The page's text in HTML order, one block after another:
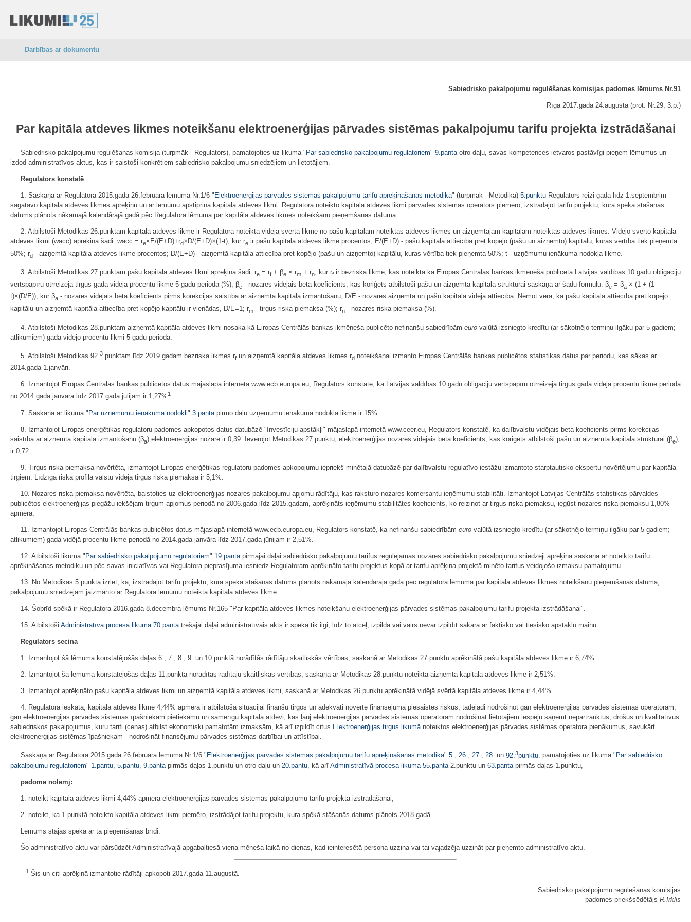
Darbības ar dokumentu
Sabiedrisko pakalpojumu regulēšanas komisijas padomes lēmums Nr.91
Rīgā 2017.gada 24.augustā (prot. Nr.29, 3.p.)
Par kapitāla atdeves likmes noteikšanu elektroenerģijas pārvades sistēmas pakalpojumu tarifu projekta izstrādāšanai
Sabiedrisko pakalpojumu regulēšanas komisija (turpmāk - Regulators), pamatojoties uz likuma " Par sabiedrisko pakalpojumu regulatoriem" 9.pantaotro daļu, savas kompetences ietvaros pastāvīgi pieņem lēmumus un
izdod administratīvos aktus, kas ir saistoši konkrētiem sabiedrisko pakalpojumu sniedzējiem un lietotājiem.
Regulators konstatē
1. Saskaņā ar Regulatora 2015.gada 26.februāra lēmuma Nr.1/6 " Elektroenerģijas pārvades sistēmas pakalpojumu tarifu aprēķināšanas metodika" (turpmāk - Metodika) 5.punktu Regulators reizi gadā līdz 1.septembrim
sagatavo kapitāla atdeves likmes aprēķinu un ar lēmumu apstiprina kapitāla atdeves likmi. Regulatora noteikto kapitāla atdeves likmi pārvades sistēmas operators piemēro, izstrādājot tarifu projektu, kura spēkā stāšanās
datums plānots nākamajā kalendārajā gadā pēc Regulatora lēmuma par kapitāla atdeves likmes noteikšanu pieņemšanas datuma.
2. Atbilstoši Metodikas 26.punktam kapitāla atdeves likme ir Regulatora noteikta vidējā svērtā likme no pašu kapitālam noteiktās atdeves likmes un aizņemtajam kapitālam noteiktās atdeves likmes. Vidējo svērto kapitāla
atdeves likmi (wacc) aprēķina šādi: wacc = re×E/(E+D)+rd×D/(E+D)×(1-t), kur re ir pašu kapitāla atdeves likme procentos; E/(E+D) - pašu kapitāla attiecība pret kopējo (pašu un aizņemto) kapitālu, kuras vērtība tiek pieņemta
50%; rd - aizņemtā kapitāla atdeves likme procentos; D/(E+D) - aizņemtā kapitāla attiecība pret kopējo (pašu un aizņemto) kapitālu, kuras vērtība tiek pieņemta 50%; t - uzņēmumu ienākuma nodokļa likme.
3. Atbilstoši Metodikas 27.punktam pašu kapitāla atdeves likmi aprēķina šādi: re = rf + βe × rm + rn, kur rf ir bezriska likme, kas noteikta kā Eiropas Centrālās bankas ikmēneša publicētā Latvijas valdības 10 gadu obligāciju
vērtspapīru otrreizējā tirgus gada vidējā procentu likme 5 gadu periodā (%); βe - nozares vidējais beta koeficients, kas koriģēts atbilstoši pašu un aizņemtā kapitāla struktūrai saskaņā ar šādu formulu: βe = βa × (1 + (1-
t)×(D/E)), kur βa - nozares vidējais beta koeficients pirms korekcijas saistībā ar aizņemtā kapitāla izmantošanu; D/E - nozares aizņemtā un pašu kapitāla vidējā attiecība. Ņemot vērā, ka pašu kapitāla attiecība pret kopējo
kapitālu un aizņemtā kapitāla attiecība pret kopējo kapitālu ir vienādas, D/E=1; rm - tirgus riska piemaksa (%); rn - nozares riska piemaksa (%).
4. Atbilstoši Metodikas 28.punktam aizņemtā kapitāla atdeves likmi nosaka kā Eiropas Centrālās bankas ikmēneša publicēto nefinanšu sabiedrībām euro valūtā izsniegto kredītu (ar sākotnējo termiņu ilgāku par 5 gadiem;
atlikumiem) gada vidējo procentu likmi 5 gadu periodā.
5. Atbilstoši Metodikas 92. 3 punktam līdz 2019.gadam bezriska likmes rf un aizņemtā kapitāla atdeves likmes rd noteikšanai izmanto Eiropas Centrālās bankas publicētos statistikas datus par periodu, kas sākas ar
2014.gada 1.janvāri.
6. Izmantojot Eiropas Centrālās bankas publicētos datus mājaslapā internetā www.ecb.europa.eu, Regulators konstatē, ka Latvijas valdības 10 gadu obligāciju vērtspapīru otrreizējā tirgus gada vidējā procentu likme periodā
no 2014.gada janvāra līdz 2017.gada jūlijam ir 1,27%1.
7. Saskaņā ar likuma " Par uzņēmumu ienākuma nodokli" 3.panta pirmo daļu uzņēmumu ienākuma nodokļa likme ir 15%.
8. Izmantojot Eiropas enerģētikas regulatoru padomes apkopotos datus datubāzē "Investīciju apstākļi" mājaslapā internetā www.ceer.eu, Regulators konstatē, ka dalībvalstu vidējais beta koeficients pirms korekcijas
saistībā ar aizņemtā kapitāla izmantošanu (βa) elektroenerģijas nozarē ir 0,39. Ievērojot Metodikas 27.punktu, elektroenerģijas nozares vidējais beta koeficients, kas koriģēts atbilstoši pašu un aizņemtā kapitāla struktūrai (βe),
ir 0,72.
9. Tirgus riska piemaksa novērtēta, izmantojot Eiropas enerģētikas regulatoru padomes apkopojumu iepriekš minētajā datubāzē par dalībvalstu regulatīvo iestāžu izmantoto starptautisko ekspertu novērtējumu par kapitāla
tirgiem. Līdzīga riska profila valstu vidējā tirgus riska piemaksa ir 5,1%.
10. Nozares riska piemaksa novērtēta, balstoties uz elektroenerģijas nozares pakalpojumu apjomu rādītāju, kas raksturo nozares komersantu ieņēmumu stabilitāti. Izmantojot Latvijas Centrālās statistikas pārvaldes
publicētos elektroenerģijas piegāžu iekšējam tirgum apjomus periodā no 2006.gada līdz 2015.gadam, aprēķināts ieņēmumu stabilitātes koeficients, ko reizinot ar tirgus riska piemaksu, iegūst nozares riska piemaksu 1,80%
apmērā.
11. Izmantojot Eiropas Centrālās bankas publicētos datus mājaslapā internetā www.ecb.europa.eu, Regulators konstatē, ka nefinanšu sabiedrībām euro valūtā izsniegto kredītu (ar sākotnējo termiņu ilgāku par 5 gadiem;
atlikumiem) gada vidējā procentu likme periodā no 2014.gada janvāra līdz 2017.gada jūnijam ir 2,51%.
12. Atbilstoši likuma " Par sabiedrisko pakalpojumu regulatoriem" 19.pantapirmajai daļai sabiedrisko pakalpojumu tarifus regulējamās nozarēs sabiedrisko pakalpojumu sniedzēji aprēķina saskaņā ar noteikto tarifu
aprēķināšanas metodiku un pēc savas iniciatīvas vai Regulatora pieprasījuma iesniedz Regulatoram aprēķināto tarifu projektus kopā ar tarifu aprēķina projektā minēto tarifus veidojošo izmaksu pamatojumu.
13. No Metodikas 5.punkta izriet, ka, izstrādājot tarifu projektu, kura spēkā stāšanās datums plānots nākamajā kalendārajā gadā pēc regulatora lēmuma par kapitāla atdeves likmes noteikšanu pieņemšanas datuma,
pakalpojumu sniedzējam jāizmanto ar Regulatora lēmumu noteiktā kapitāla atdeves likme.
14. Šobrīd spēkā ir Regulatora 2016.gada 8.decembra lēmums Nr.165 "Par kapitāla atdeves likmes noteikšanu elektroenerģijas pārvades sistēmas pakalpojumu tarifu projekta izstrādāšanai".
15. Atbilstoši Administratīvā procesa likuma 70.pantatrešajai daļai administratīvais akts ir spēkā tik ilgi, līdz to atceļ, izpilda vai vairs nevar izpildīt sakarā ar faktisko vai tiesisko apstākļu maiņu.
Regulators secina
1. Izmantojot šā lēmuma konstatējošās daļas 6., 7., 8., 9. un 10.punktā norādītās rādītāju skaitliskās vērtības, saskaņā ar Metodikas 27.punktu aprēķinātā pašu kapitāla atdeves likme ir 6,74%.
2. Izmantojot šā lēmuma konstatējošās daļas 11.punktā norādītās rādītāju skaitliskās vērtības, saskaņā ar Metodikas 28.punktu noteiktā aizņemtā kapitāla atdeves likme ir 2,51%.
3. Izmantojot aprēķināto pašu kapitāla atdeves likmi un aizņemtā kapitāla atdeves likmi, saskaņā ar Metodikas 26.punktu aprēķinātā vidējā svērtā kapitāla atdeves likme ir 4,44%.
4. Regulatora ieskatā, kapitāla atdeves likme 4,44% apmērā ir atbilstoša situācijai finanšu tirgos un adekvāti novērtē finansējuma piesaistes riskus, tādējādi nodrošinot gan elektroenerģijas pārvades sistēmas operatoram,
gan elektroenerģijas pārvades sistēmas īpašniekam pietiekamu un samērīgu kapitāla atdevi, kas ļauj elektroenerģijas pārvades sistēmas operatoram nodrošināt lietotājiem iespēju saņemt nepārtrauktus, drošus un kvalitatīvus
sabiedriskos pakalpojumus, kuru tarifi (cenas) atbilst ekonomiski pamatotām izmaksām, kā arī izpildīt citus Elektroenerģijas tirgus likumānoteiktos elektroenerģijas pārvades sistēmas operatora pienākumus, savukārt
elektroenerģijas sistēmas īpašniekam - nodrošināt finansējumu pārvades sistēmas darbībai un attīstībai.
Saskaņā ar Regulatora 2015.gada 26.februāra lēmuma Nr.1/6 " Elektroenerģijas pārvades sistēmas pakalpojumu tarifu aprēķināšanas metodika" 5., 26., 27., 28. un 92. 3punktu, pamatojoties uz likuma " Par sabiedrisko
pakalpojumu regulatoriem" 1.pantu 5.pantu 9.panta pirmās daļas 1.punktu un otro daļu un 20.pantu , kā arī Administratīvā procesa likuma 55.panta 2.punktu un 63.panta pirmās daļas 1.punktu,
padome nolemj:
1. noteikt kapitāla atdeves likmi 4,44% apmērā elektroenerģijas pārvades sistēmas pakalpojumu tarifu projekta izstrādāšanai;
2. noteikt, ka 1.punktā noteikto kapitāla atdeves likmi piemēro, izstrādājot tarifu projektu, kura spēkā stāšanās datums plānots 2018.gadā.
Lēmums stājas spēkā ar tā pieņemšanas brīdi.
Šo administratīvo aktu var pārsūdzēt Administratīvajā apgabaltiesā viena mēneša laikā no dienas, kad ieinteresētā persona uzzina vai tai vajadzēja uzzināt par pieņemto administratīvo aktu.
1 Šis un citi aprēķinā izmantotie rādītāji apkopoti 2017.gada 11.augustā.
Sabiedrisko pakalpojumu regulēšanas komisijas
padomes priekšsēdētājs R.Irklis